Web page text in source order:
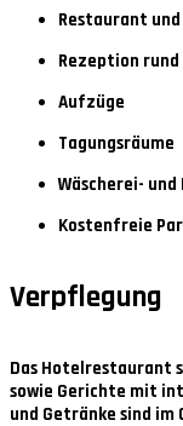
Restaurant
Rezeption
Aufzüge
Tagungsräume
Wäscherei-
Kostenfreie
Verpflegung
Das Hotelrestaurant
sowie Gerichte mit
und Getränke sind